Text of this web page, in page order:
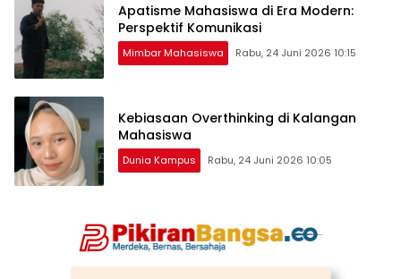
Apatisme Mahasiswa di Era Modern:
Perspektif Komunikasi
Mimbar Mahasiswa Rabu, 24 Juni 2026 10:15
Kebiasaan Overthinking di Kalangan
Mahasiswa
Dunia Kampus Rabu, 24 Juni 2026 10:05